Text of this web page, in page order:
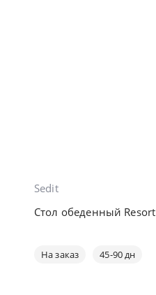
Sedit
Стол обеденный Resort
На заказ 45-90 дн